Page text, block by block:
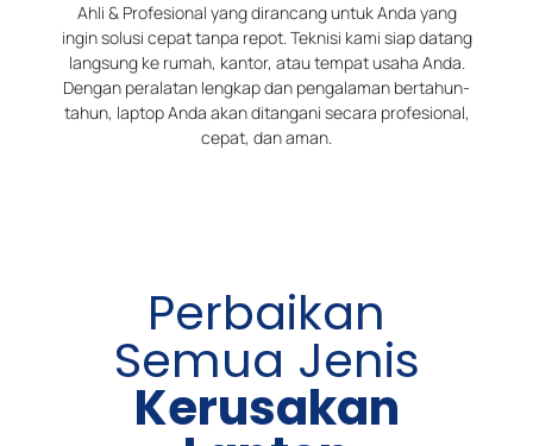
Ahli & Profesional yang dirancang untuk Anda yang
ingin solusi cepat tanpa repot. Teknisi kami siap datang
langsung ke rumah, kantor, atau tempat usaha Anda.
Dengan peralatan lengkap dan pengalaman bertahun-
tahun, laptop Anda akan ditangani secara profesional,
cepat, dan aman.
Perbaikan
Semua Jenis
Kerusakan